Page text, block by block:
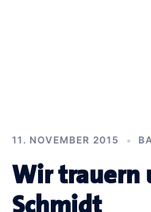
11. NOVEMBER 2015
Wir trauern
Schmidt